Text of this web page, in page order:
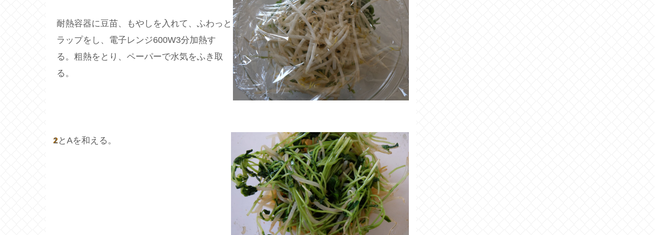
耐熱容器に豆苗、もやしを入れて、ふわっと
ラップをし、電子レンジ600W3分加熱す
る。粗熱をとり、ペーパーで水気をふき取
る。
2
1とAを和える。